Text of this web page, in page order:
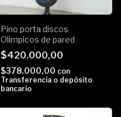
Pino porta discos
Olimpicos de pared
$420.000,00
$378.000,00 con
Transferencia o depósito
bancario